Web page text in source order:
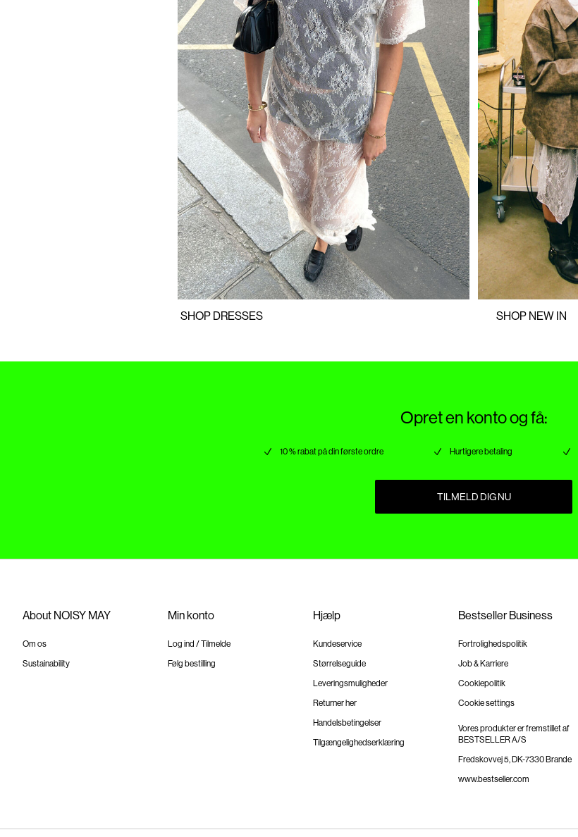
SHOP DRESSES SHOP NEW IN
Opret en konto og få:
10 % rabat på din første ordre Hurtigere betaling
TILMELD DIG NU
About NOISY MAY
Om os
Sustainability
Min konto
Log ind / Tilmelde
Følg bestilling
Hjælp
Kundeservice
Størrelseguide
Leveringsmuligheder
Returner her
Handelsbetingelser
Tilgængelighedserklæring
Bestseller Business
Fortrolighedspolitik
Job & Karriere
Cookiepolitik
Cookie settings
Vores produkter er fremstillet af
BESTSELLER A/S
Fredskovvej 5, DK-7330 Brande
www.bestseller.com